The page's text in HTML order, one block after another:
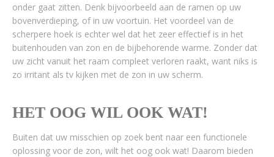
onder gaat zitten. Denk bijvoorbeeld aan de ramen op uw
bovenverdieping, of in uw voortuin. Het voordeel van de
scherpere hoek is echter wel dat het zeer effectief is in het
buitenhouden van zon en de bijbehorende warme. Zonder dat
uw zicht vanuit het raam compleet verloren raakt, want niks is
zo irritant als tv kijken met de zon in uw scherm.
HET OOG WIL OOK WAT!
Buiten dat uw misschien op zoek bent naar een functionele
oplossing voor de zon, wilt het oog ook wat! Daarom bieden